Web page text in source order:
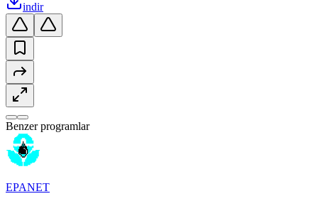
indir
Benzer programlar
EPANET